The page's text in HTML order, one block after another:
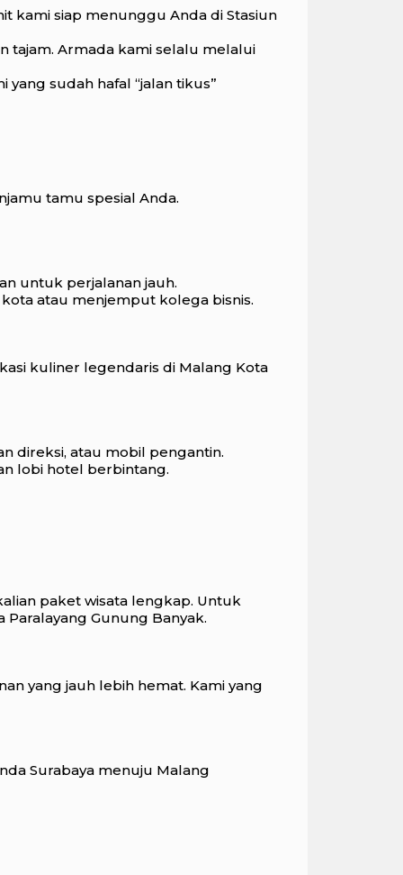
kami siap menunggu Anda di Stasiun
tajam. Armada kami selalu melalui
sudah hafal “jalan tikus”
tamu spesial Anda.
untuk perjalanan jauh.
atau menjemput kolega bisnis.
kuliner legendaris di Malang Kota
direksi, atau mobil pengantin.
lobi hotel berbintang.
paket wisata lengkap. Untuk
Gunung Banyak.
yang jauh lebih hemat. Kami yang
Surabaya menuju Malang